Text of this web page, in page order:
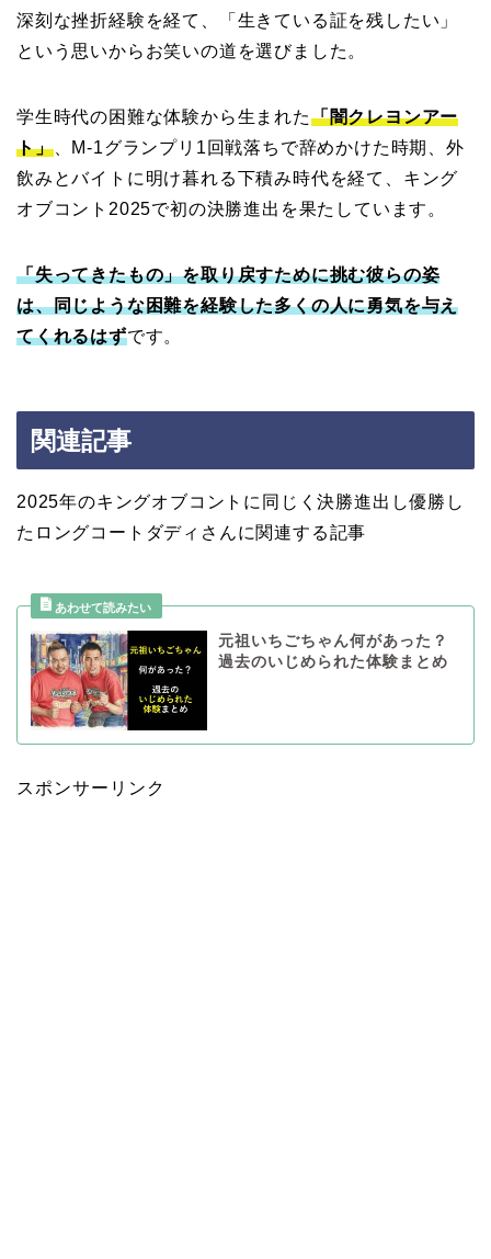
深刻な挫折経験を経て、「生きている証を残したい」
という思いからお笑いの道を選びました。
学生時代の困難な体験から生まれた「闇クレヨンアー
ト」、M-1グランプリ1回戦落ちで辞めかけた時期、外
飲みとバイトに明け暮れる下積み時代を経て、キング
オブコント2025で初の決勝進出を果たしています。
「失ってきたもの」を取り戻すために挑む彼らの姿
は、同じような困難を経験した多くの人に勇気を与え
てくれるはずです。
関連記事
2025年のキングオブコントに同じく決勝進出し優勝し
たロングコートダディさんに関連する記事
元祖いちごちゃん何があった？
過去のいじめられた体験まとめ
スポンサーリンク